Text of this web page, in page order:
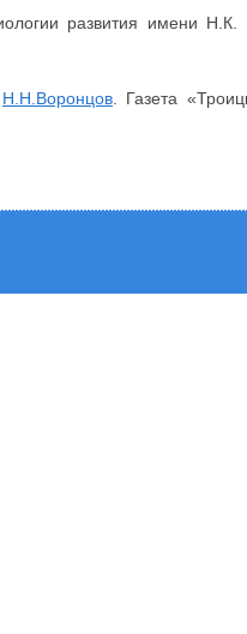
развития имени
Н.Н.Воронцов. Газета